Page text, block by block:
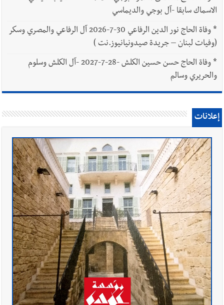
الاسماك سابقا -آل بوجي والديماسي
*
وفاة الحاج نور الدين الرفاعي 30-7-2026 آل الرفاعي والمصري وسكر
(وفيات لبنان – جريدة صيدونيانيوز.نت )
*
وفاة الحاج حسن حسين الكلش -28-7-2027 -آل الكلش وسلوم
والحريري وسالم
إعلانات